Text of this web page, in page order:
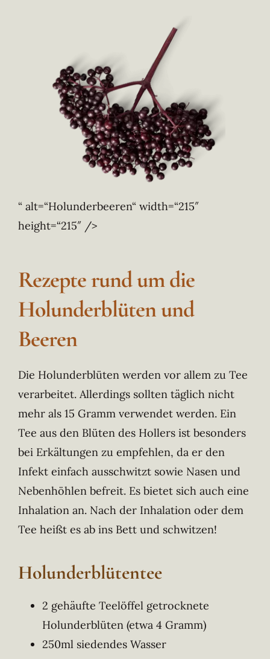
“ alt=“Holunderbeeren“ width=“215″
height=“215″ />
Rezepte rund um die
Holunderblüten und
Beeren
Die Holunderblüten werden vor allem zu Tee
verarbeitet. Allerdings sollten täglich nicht
mehr als 15 Gramm verwendet werden. Ein
Tee aus den Blüten des Hollers ist besonders
bei Erkältungen zu empfehlen, da er den
Infekt einfach ausschwitzt sowie Nasen und
Nebenhöhlen befreit. Es bietet sich auch eine
Inhalation an. Nach der Inhalation oder dem
Tee heißt es ab ins Bett und schwitzen!
Holunderblütentee
2 gehäufte Teelöffel getrocknete
Holunderblüten (etwa 4 Gramm)
250ml siedendes Wasser